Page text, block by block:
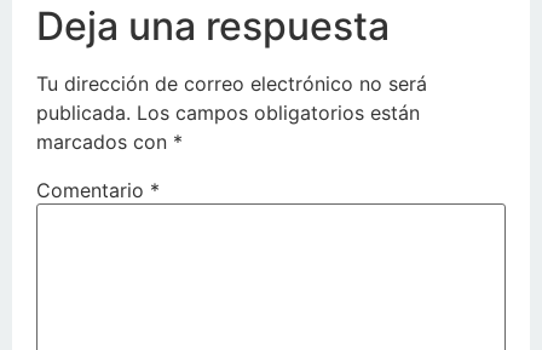
Deja una respuesta
Tu dirección de correo electrónico no será
publicada. Los campos obligatorios están
marcados con *
Comentario *